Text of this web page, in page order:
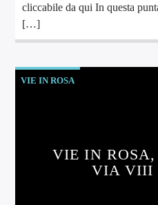
cliccabile da qui In questa
[…]
VIE IN ROSA
VIE IN ROSA,
VIA VIII